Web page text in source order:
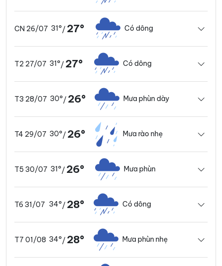
CN 26/07 31°/ 27° Có dông
T2 27/07 31°/ 27° Có dông
T3 28/07 30°/ 26° Mưa phùn dày
T4 29/07 30°/ 26° Mưa rào nhẹ
T5 30/07 31°/ 26° Mưa phùn
T6 31/07 34°/ 28° Có dông
T7 01/08 34°/ 28° Mưa phùn nhẹ